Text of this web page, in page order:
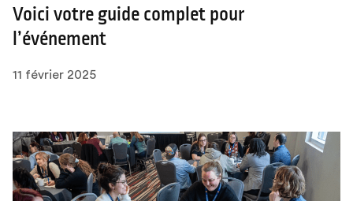
Voici votre guide complet pour
l’événement
11 février 2025